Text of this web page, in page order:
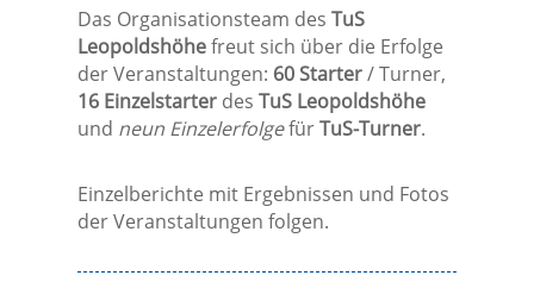
Das Organisationsteam des TuS
Leopoldshöhefreut sich über die Erfolge
der Veranstaltungen: 60 Starter/ Turner,
16 Einzelstarterdes TuS Leopoldshöhe
und neun EinzelerfolgefürTuS-Turner.
Einzelberichte mit Ergebnissen und Fotos
der Veranstaltungen folgen.